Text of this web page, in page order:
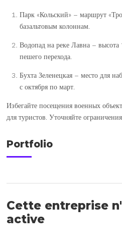
Парк «Кольский» – маршрут
базальтовым колоннам.
Водопад на реке Лавна – высота
пешего перехода.
Бухта Зеленецкая – место для
с октября по март.
Избегайте посещения военных
для туристов. Уточняйте
Portfolio
Cette entreprise
active